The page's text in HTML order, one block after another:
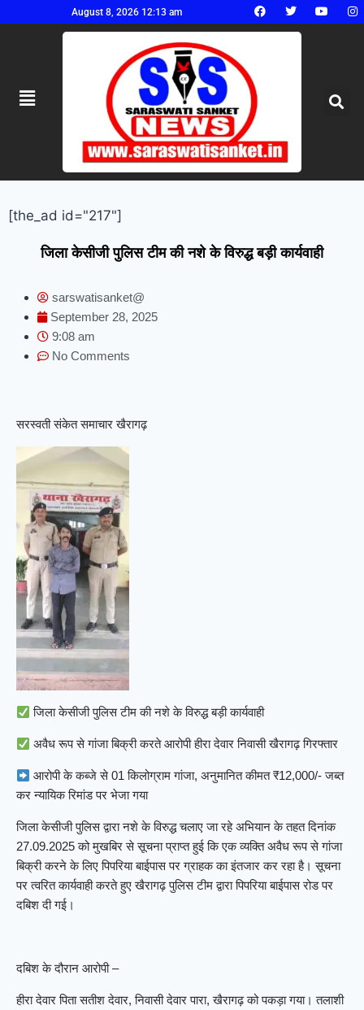
August 8, 2026 12:13 am
[the_ad id="217"]
जिला केसीजी पुलिस टीम की नशे के विरुद्ध बड़ी कार्यवाही
sarswatisanket@
September 28, 2025
9:08 am
No Comments
सरस्वती संकेत समाचार खैरागढ़
जिला केसीजी पुलिस टीम की नशे के विरुद्ध बड़ी कार्यवाही
अवैध रूप से गांजा बिक्री करते आरोपी हीरा देवार निवासी खैरागढ़ गिरफ्तार
आरोपी के कब्जे से 01 किलोग्राम गांजा, अनुमानित कीमत ₹12,000/- जब्त
कर न्यायिक रिमांड पर भेजा गया
जिला केसीजी पुलिस द्वारा नशे के विरुद्ध चलाए जा रहे अभियान के तहत दिनांक
27.09.2025 को मुखबिर से सूचना प्राप्त हुई कि एक व्यक्ति अवैध रूप से गांजा
बिक्री करने के लिए पिपरिया बाईपास पर ग्राहक का इंतजार कर रहा है। सूचना
पर त्वरित कार्यवाही करते हुए खैरागढ़ पुलिस टीम द्वारा पिपरिया बाईपास रोड पर
दबिश दी गई।
दबिश के दौरान आरोपी –
हीरा देवार पिता सतीश देवार, निवासी देवार पारा, खैरागढ़ को पकड़ा गया। तलाशी